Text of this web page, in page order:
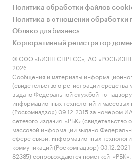
Политика обработки файлов
Политика в отношении обработки
Облако для бизнеса
Корпоративный регистратор
© ООО «БИЗНЕСПРЕСС», АО
2026.
Сообщения и материалы
(свидетельство о регистрации
выдано Федеральной службой по надзору
информационных технологий и массовых
(Роскомнадзор) 09.12.2015 за номером
сетевого издания «РБК» (свидетельство
массовой информации выдано
сфере связи, информационных
коммуникаций (Роскомнадзор)
82385) сопровождаются пометкой «РБК».